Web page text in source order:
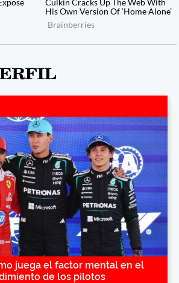
juega el factor mental en el
de los pilotos